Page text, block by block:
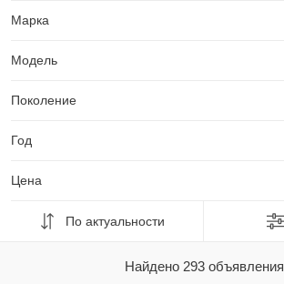
Марка
Модель
Поколение
Год
Цена
По актуальности
Найдено 293 объявления